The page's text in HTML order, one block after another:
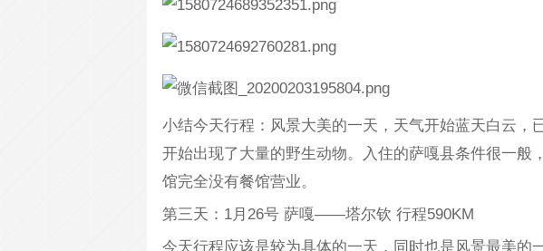
小结今天行程：风景大美的一天，天气开始蓝天白云，
开始出现了大量的野生动物。入住的萨嘎县条件很一般
馆完全没有餐馆营业。
第三天：1月26号 萨嘎——塔尔钦 行程590KM
今天行程应该是较为具体的一天，同时也是风景最美的